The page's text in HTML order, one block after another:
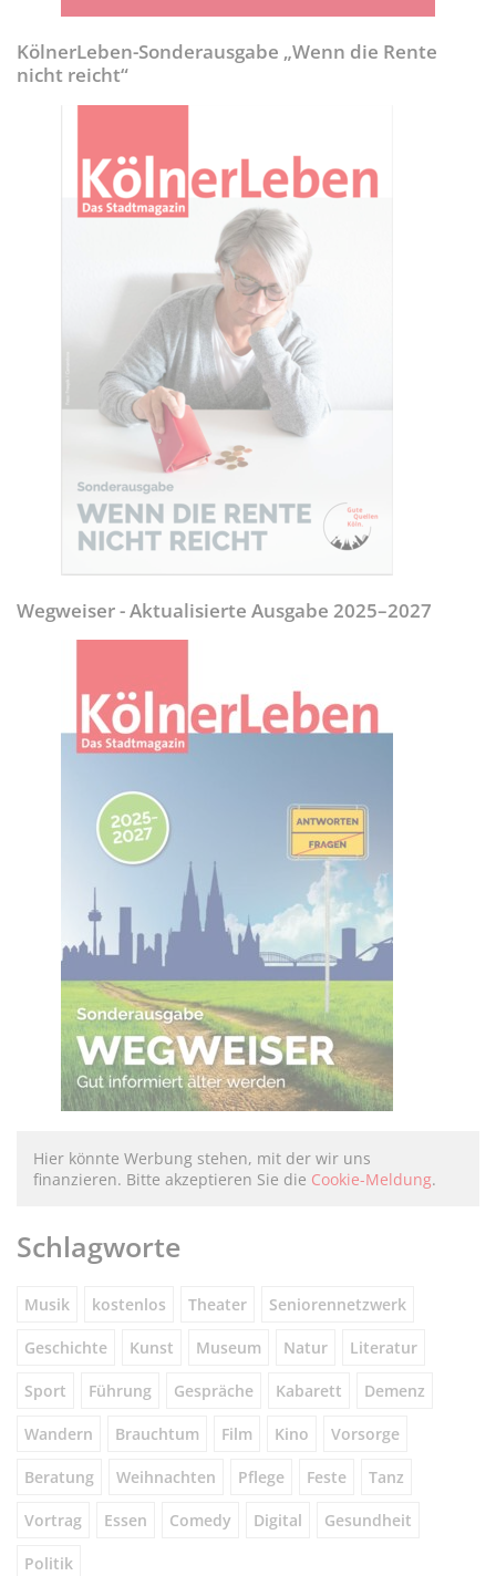
KölnerLeben-Sonderausgabe „Wenn die Rente
nicht reicht“
Wegweiser - Aktualisierte Ausgabe 2025–2027
Hier könnte Werbung stehen, mit der wir uns
finanzieren. Bitte akzeptieren Sie die Cookie-Meldung.
Schlagworte
Musik kostenlos Theater Seniorennetzwerk
Geschichte Kunst Museum Natur Literatur
Sport Führung Gespräche Kabarett Demenz
Wandern Brauchtum Film Kino Vorsorge
Beratung Weihnachten Pflege Feste Tanz
Vortrag Essen Comedy Digital Gesundheit
Politik